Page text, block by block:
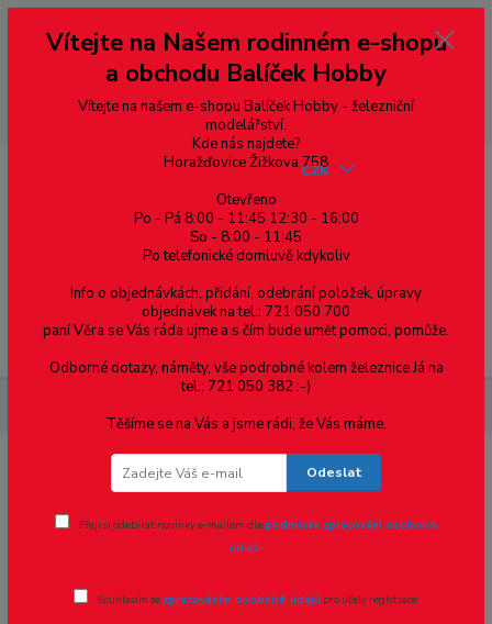
--- pro zákazníky ze Slovenska a jiných zemí, pokud chcete platit v eurech
přepněte si e-shop na euro 💶 pro přepočet měny - pravý horní roh ---
dobírky – pokud si z nějakého důvodu zásilku nevyzvednete, bude po
domluvě zaslána znovu s opětovnou platbou za poštovné, v opačném
případě bude zrušena a účet přidán na blacklist a rušeny následující
objednávky.
Menu
CZK
Štěrk - H0 - Hnědý tmavý - Polák 5493
Vítejte na Našem rodinném e-shopu
a obchodu Balíček Hobby
Vítejte na našem e-shopu Balíček Hobby - železniční
modelářství.
Kde nás najdete?
Horažďovice Žižkova 758
Otevřeno
Po - Pá 8:00 - 11:45 12:30 - 16:00
So - 8:00 - 11:45
Po telefonické domluvě kdykoliv
Info o objednávkách, přidání, odebrání položek, úpravy
objednávek na tel.: 721 050 700
paní Věra se Vás ráda ujme a s čím bude umět pomoci, pomůže.
Odborné dotazy, náměty, vše podrobné kolem železnice Já na
tel.: 721 050 382 :-)
Těšíme se na Vás a jsme rádi, že Vás máme.
Odeslat
Přeji si odebírat novinky e-mailem dlepodmínek zpracování osobních
údajů.
Souhlasím se zpracováním osobních údajů pro účely registrace.